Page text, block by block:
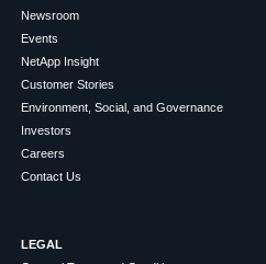
Newsroom
Events
NetApp Insight
Customer Stories
Environment, Social, and Governance
Investors
Careers
Contact Us
LEGAL